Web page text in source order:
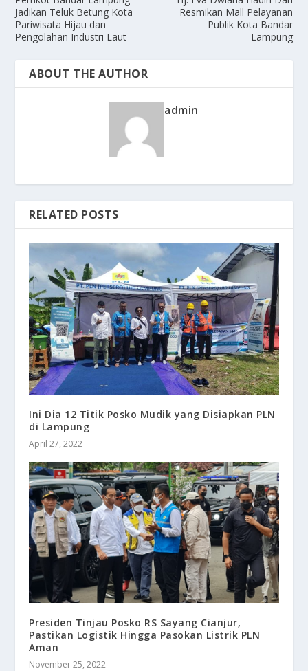
Jadikan Teluk Betung Kota
Pariwisata Hijau dan
Pengolahan Industri Laut
Resmikan Mall Pelayanan
Publik Kota Bandar
Lampung
ABOUT THE AUTHOR
admin
RELATED POSTS
Ini Dia 12 Titik Posko Mudik yang Disiapkan PLN
di Lampung
April 27, 2022
Presiden Tinjau Posko RS Sayang Cianjur,
Pastikan Logistik Hingga Pasokan Listrik PLN
Aman
November 25, 2022